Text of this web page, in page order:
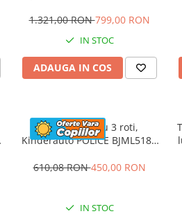
1.321,00 RON799,00 RON
IN STOC
ADAUGA IN COS
Motocicleta cu 3 roti,
Kinderauto POLICE BJML5188
culoare albastra
610,08 RON450,00 RON
IN STOC